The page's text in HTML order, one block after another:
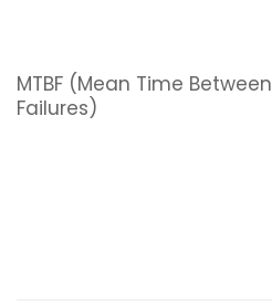
MTBF (Mean Time Between
Failures)